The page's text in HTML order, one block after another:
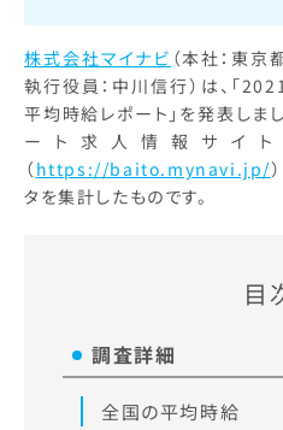
株式会社マイナビ （本社：東
執行役員：中川信行）は、「
平均時給レポート」を発表しま
ート求人情報サイト
（ https://baito.mynavi.jp/
タを集計したものです。
目
調査詳細
全国の平均時給